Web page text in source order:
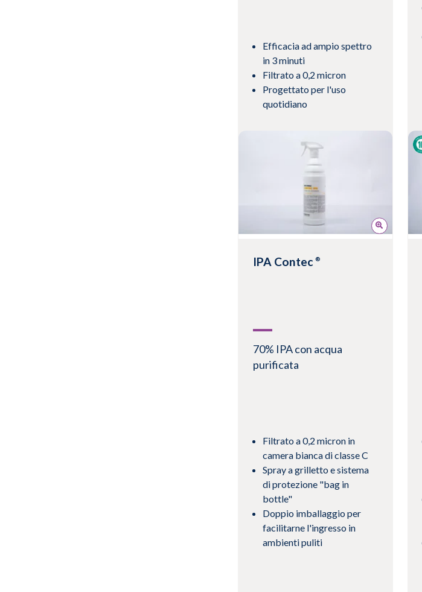
Efficacia ad ampio spettro
in 3 minuti
Filtrato a 0,2 micron
Progettato per l'uso
quotidiano
Visualizza prodotto
IPA Contec ®
70% IPA con acqua
purificata
Filtrato a 0,2 micron in
camera bianca di classe C
Spray a grilletto e sistema
di protezione "bag in
bottle"
Doppio imballaggio per
facilitarne l'ingresso in
ambienti puliti